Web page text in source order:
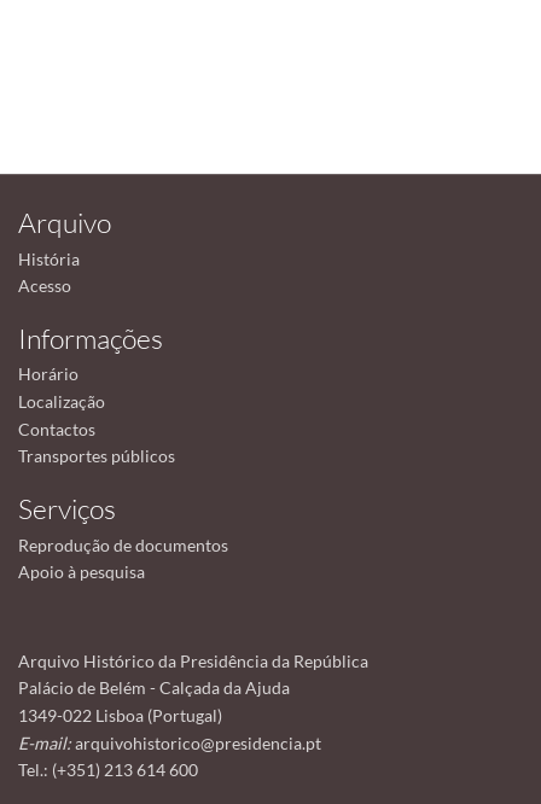
Arquivo
História
Acesso
Informações
Horário
Localização
Contactos
Transportes públicos
Serviços
Reprodução de documentos
Apoio à pesquisa
Arquivo Histórico da Presidência da República
Palácio de Belém - Calçada da Ajuda
1349-022 Lisboa (Portugal)
E-mail:arquivohistorico@presidencia.pt
Tel.: (+351) 213 614 600